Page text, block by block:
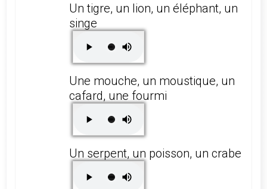
Un tigre, un lion, un éléphant, un
singe
Une mouche, un moustique, un
cafard, une fourmi
Un serpent, un poisson, un crabe